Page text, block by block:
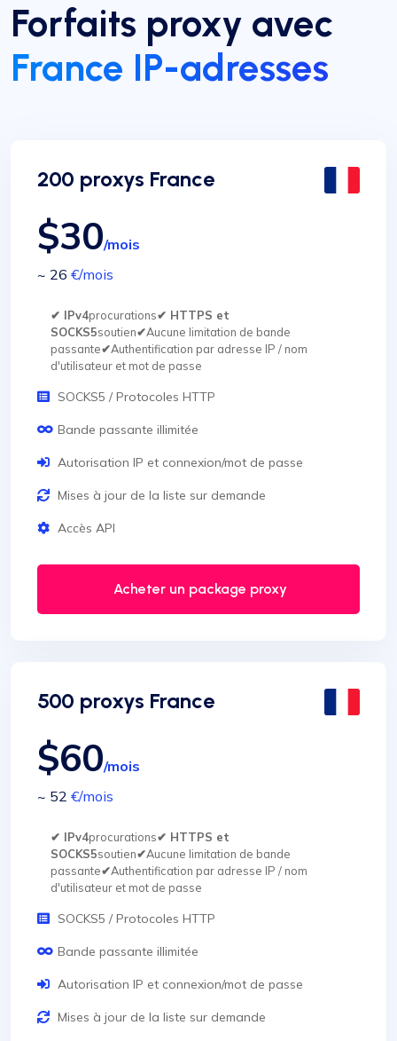
Forfaits proxy avec
France IP-adresses
200 proxys France
$30/mois
~ 26 €/mois
✔ IPv4procurations✔ HTTPS et
SOCKS5soutien✔Aucune limitation de bande
passante✔Authentification par adresse IP / nom
d'utilisateur et mot de passe
SOCKS5 / Protocoles HTTP
Bande passante illimitée
Autorisation IP et connexion/mot de passe
Mises à jour de la liste sur demande
Accès API
Acheter un package proxy
500 proxys France
$60/mois
~ 52 €/mois
✔ IPv4procurations✔ HTTPS et
SOCKS5soutien✔Aucune limitation de bande
passante✔Authentification par adresse IP / nom
d'utilisateur et mot de passe
SOCKS5 / Protocoles HTTP
Bande passante illimitée
Autorisation IP et connexion/mot de passe
Mises à jour de la liste sur demande